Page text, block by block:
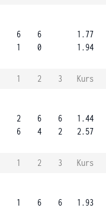
6
1
6
0
1.77
1.94
1 2 3
Kurs
2
6
6
4
6
2
1.44
2.57
1 2 3
Kurs
1
6
6
1.93